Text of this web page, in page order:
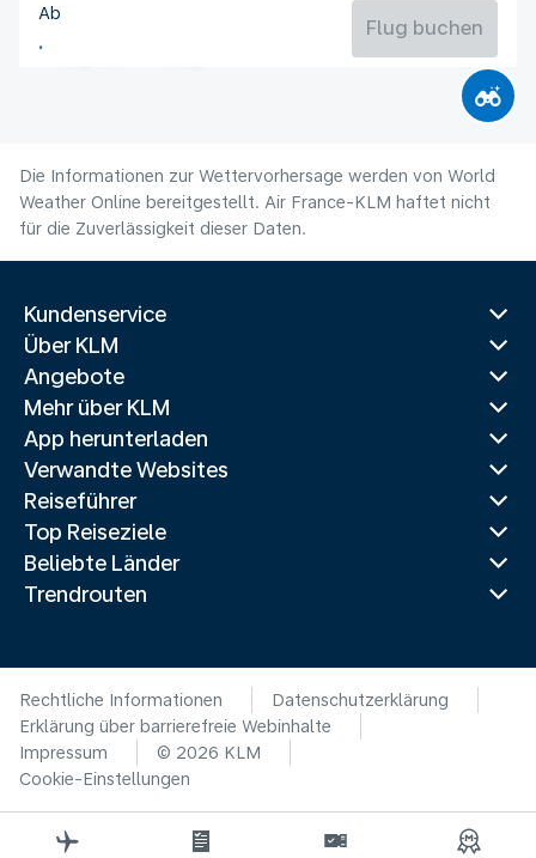
Kenia
Ab
Flug buchen
Die Informationen zur Wettervorhersage werden von World
Weather Online bereitgestellt. Air France-KLM haftet nicht
für die Zuverlässigkeit dieser Daten.
Kundenservice
Über KLM
Angebote
Mehr über KLM
App herunterladen
Verwandte Websites
Reiseführer
Top Reiseziele
Beliebte Länder
Trendrouten
Rechtliche Informationen
Datenschutzerklärung
Erklärung über barrierefreie Webinhalte
Impressum
© 2026 KLM
Cookie-Einstellungen